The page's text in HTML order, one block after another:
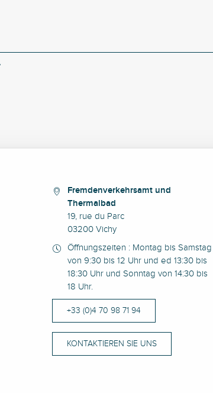
Fremdenverkehrsamt und
Thermalbad
19, rue du Parc
03200 Vichy
Öffnungszeiten : Montag bis Samstag
von 9:30 bis 12 Uhr und ed 13:30 bis
18:30 Uhr und Sonntag von 14:30 bis
18 Uhr.
+33 (0)4 70 98 71 94
KONTAKTIEREN SIE UNS